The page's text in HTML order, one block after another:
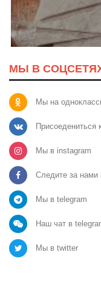
МЫ В
Мы на
Присоедениться
Мы в instagram
Следите за нами
Мы в telegram
Наш чат в
Мы в twitter